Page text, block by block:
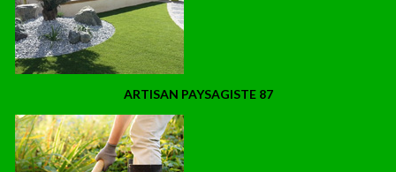
ARTISAN PAYSAGISTE 87